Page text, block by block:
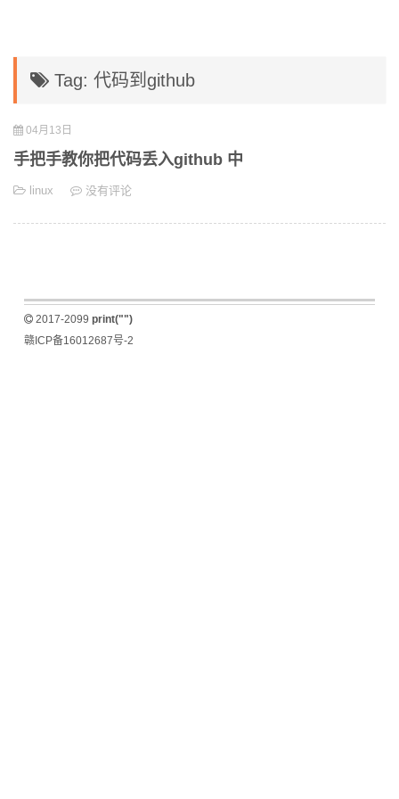
Tag: 代码到github
04月13日
手把手教你把代码丢入github 中
linux 没有评论
2017-2099 print("")
赣ICP备16012687号-2